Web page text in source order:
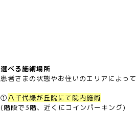
選べる施術場所
患者さまの状態やお住いのエリアによっ
①八千代緑が丘院にて院内施術
(階段で3階、近くにコインパーキング)